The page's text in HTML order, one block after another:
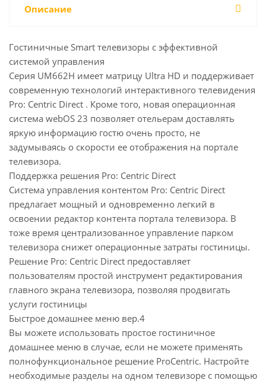
Описание
Гостиничные Smart телевизоры с эффективной
системой управления
Серия UM662H имеет матрицу Ultra HD и поддерживает
современную технологий интерактивного телевидения
Pro: Centric Direct . Кроме того, новая операционная
система webOS 23 позволяет отельерам доставлять
яркую информацию гостю очень просто, не
задумываясь о скорости ее отображения на портале
телевизора.
Поддержка решения Pro: Centric Direct
Система управления контентом Pro: Centric Direct
предлагает мощный и одновременно легкий в
освоении редактор контента портала телевизора. В
тоже время централизованное управление парком
телевизора снижет операционные затраты гостиницы.
Решение Pro: Centric Direct предоставляет
пользователям простой инструмент редактирования
главного экрана телевизора, позволяя продвигать
услуги гостиницы
Быстрое домашнее меню вер.4
Вы можете использовать простое гостиничное
домашнее меню в случае, если не можете применять
полнофункциональное решение ProCentric. Настройте
необходимые разделы на одном телевизоре с помощью